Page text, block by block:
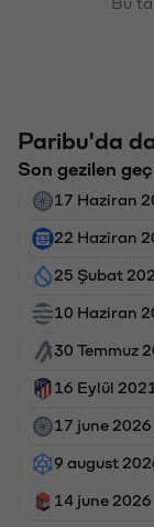
Paribu'da
Son gezilen
17 Haziran
22 Haziran
25 Şubat
10 Haziran
30 Temmuz
16 Eylül
17 june
9 august
14 june